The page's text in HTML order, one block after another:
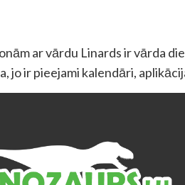
ar vārdu Linards ir vārda
jo ir pieejami kalendāri,